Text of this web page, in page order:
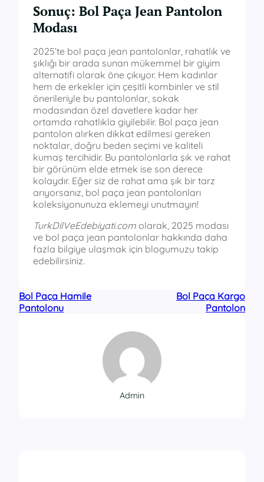
Sonuç: Bol Paça Jean Pantolon
Modası
2025’te bol paça jean pantolonlar, rahatlık ve
şıklığı bir arada sunan mükemmel bir giyim
alternatifi olarak öne çıkıyor. Hem kadınlar
hem de erkekler için çeşitli kombinler ve stil
önerileriyle bu pantolonlar, sokak
modasından özel davetlere kadar her
ortamda rahatlıkla giyilebilir. Bol paça jean
pantolon alırken dikkat edilmesi gereken
noktalar, doğru beden seçimi ve kaliteli
kumaş tercihidir. Bu pantolonlarla şık ve rahat
bir görünüm elde etmek ise son derece
kolaydır. Eğer siz de rahat ama şık bir tarz
arıyorsanız, bol paça jean pantolonları
koleksiyonunuza eklemeyi unutmayın!
TurkDilVeEdebiyati.com olarak, 2025 modası
ve bol paça jean pantolonlar hakkında daha
fazla bilgiye ulaşmak için blogumuzu takip
edebilirsiniz.
Bol Paça Hamile
Pantolonu
Bol Paça Kargo
Pantolon
Admin